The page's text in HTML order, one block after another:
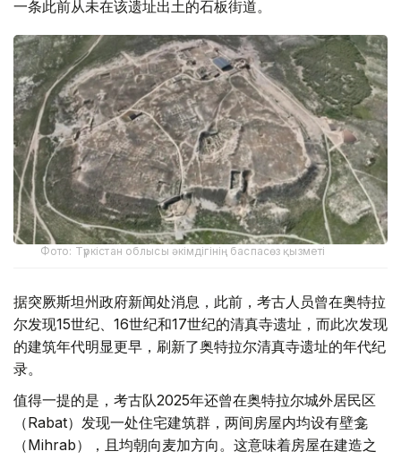
一条此前从未在该遗址出土的石板街道。
Фото: Түркістан облысы әкімдігінің баспасөз қызметі
据突厥斯坦州政府新闻处消息，此前，考古人员曾在奥特拉
尔发现15世纪、16世纪和17世纪的清真寺遗址，而此次发现
的建筑年代明显更早，刷新了奥特拉尔清真寺遗址的年代纪
录。
值得一提的是，考古队2025年还曾在奥特拉尔城外居民区
（Rabat）发现一处住宅建筑群，两间房屋内均设有壁龛
（Mihrab），且均朝向麦加方向。这意味着房屋在建造之